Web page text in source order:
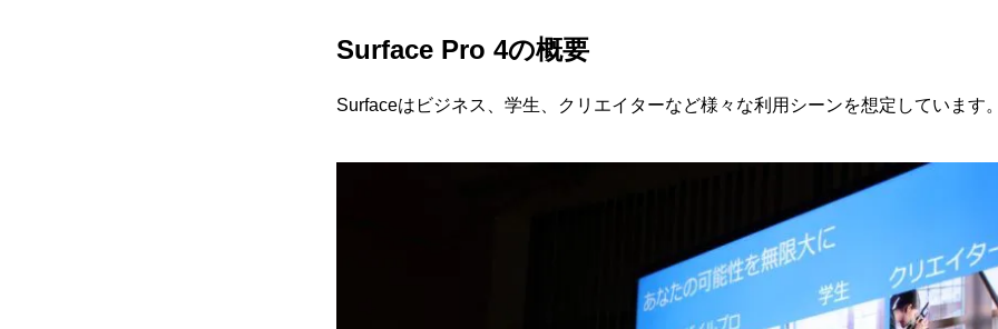
Surface Pro 4の概要
Surfaceはビジネス、学生、クリエイターなど様々な利用シーンを想定しています